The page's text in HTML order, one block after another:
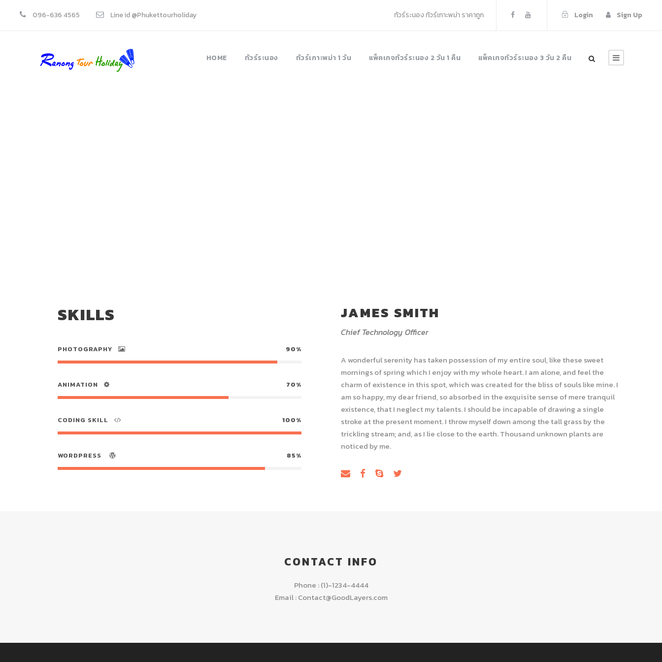
096-636 4565 Line id @Phukettourholiday ทัวร์ระนอง ทัวร์เกาะพม่า ราคาถูก Login Sign Up
HOME ทัวร์ระนอง ทัวร์เกาะพม่า 1 วัน แพ็คเกจทัวร์ระนอง 2 วัน 1 คืน แพ็คเกจทัวร์ระนอง 3 วัน 2 คืน
SKILLS
PHOTOGRAPHY 90%
ANIMATION 70%
CODING SKILL 100%
WORDPRESS 85%
JAMES SMITH
Chief Technology Officer
A wonderful serenity has taken possession of my entire soul, like these sweet
mornings of spring which I enjoy with my whole heart. I am alone, and feel the
charm of existence in this spot, which was created for the bliss of souls like mine. I
am so happy, my dear friend, so absorbed in the exquisite sense of mere tranquil
existence, that I neglect my talents. I should be incapable of drawing a single
stroke at the present moment. I throw myself down among the tall grass by the
trickling stream; and, as I lie close to the earth. Thousand unknown plants are
noticed by me.
CONTACT INFO
Phone : (1)-1234-4444
Email : Contact@GoodLayers.com